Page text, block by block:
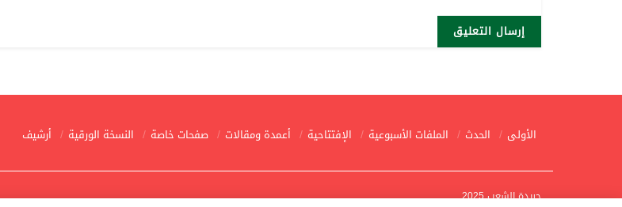
الأولى الحدث الملفات الأسبوعية الإفتتاحية أعمدة ومقالات صفحات خاصة النسخة الورقية أرشيف
جريدة الشعب 2025